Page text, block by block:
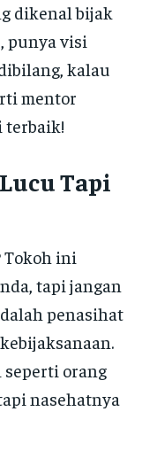
dikenal bijak
punya visi
kalau
mentor
terbaik!
Tapi
Tokoh ini
tapi jangan
penasihat
seperti orang
nasehatnya